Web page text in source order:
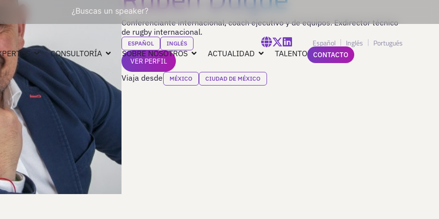
¿Buscas un speaker?
CONSULTORÍA SOBRE NOSOTROS ACTUALIDAD TALENTO
Español Inglés Portugués
CONTACTO
Conferenciante internacional, coach ejecutivo y de equipos. Exdirector técnico
de rugby internacional.
ESPAÑOL INGLÉS
VER PERFIL
Viaja desde MÉXICO CIUDAD DE MÉXICO